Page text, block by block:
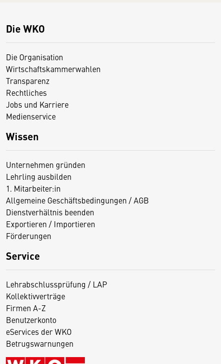
Die WKO
Die Organisation
Wirtschaftskammerwahlen
Transparenz
Rechtliches
Jobs und Karriere
Medienservice
Wissen
Unternehmen gründen
Lehrling ausbilden
1. Mitarbeiter:in
Allgemeine Geschäftsbedingungen / AGB
Dienstverhältnis beenden
Exportieren / Importieren
Förderungen
Service
Lehrabschlussprüfung / LAP
Kollektivverträge
Firmen A-Z
Benutzerkonto
eServices der WKO
Betrugswarnungen